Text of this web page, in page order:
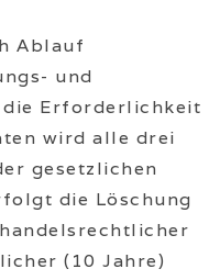
Ablauf
und
Erforderlichkeit
wird alle drei
gesetzlichen
die Löschung
(10 Jahre)